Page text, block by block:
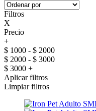
Filtros
X
Precio
+
$ 1000 - $ 2000
$ 2000 - $ 3000
$ 3000 +
Aplicar filtros
Limpiar filtros